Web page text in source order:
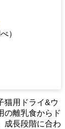
）
猫用ドライ&ウ
の離乳食からド
成長段階に合わ